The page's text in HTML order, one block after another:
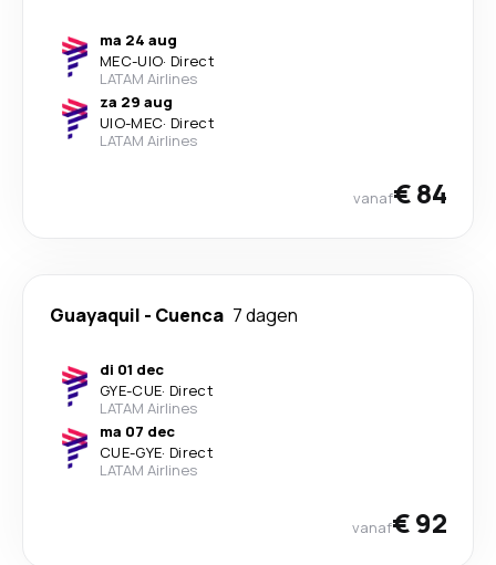
ma 24 aug
MEC-UIO· Direct
LATAM Airlines
za 29 aug
UIO-MEC· Direct
LATAM Airlines
vanaf€ 84
Guayaquil - Cuenca 7 dagen
di 01 dec
GYE-CUE· Direct
LATAM Airlines
ma 07 dec
CUE-GYE· Direct
LATAM Airlines
vanaf€ 92